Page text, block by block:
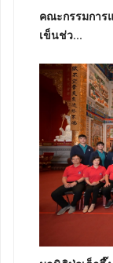
คณะกรรมการ
เข็นช่ว...